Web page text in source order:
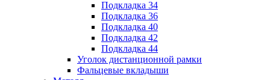
Подкладка 34
Подкладка 36
Подкладка 40
Подкладка 42
Подкладка 44
Уголок дистанционной рамки
Фальцевые вкладыши